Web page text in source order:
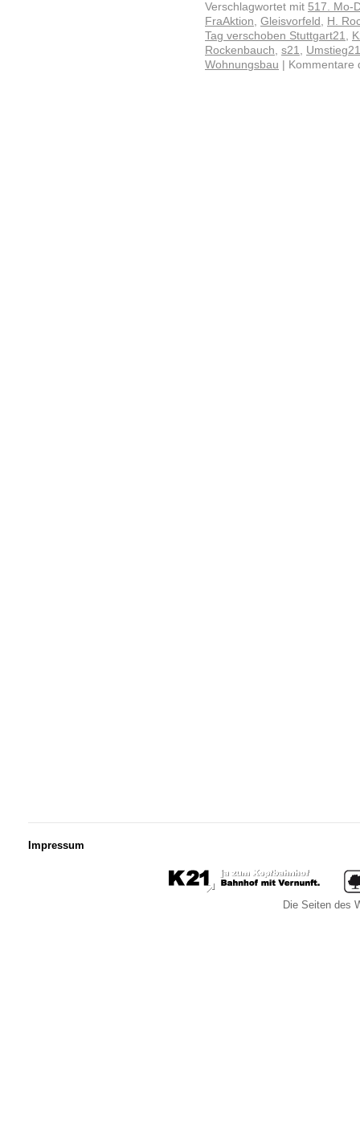
Verschlagwortet mit 517. Mo-
FraAktion, Gleisvorfeld , H.
Tag verschoben Stuttgart21,
Rockenbauch, s21, Umstieg21
Wohnungsbau
Kommentare
Impressum
Die Seiten des